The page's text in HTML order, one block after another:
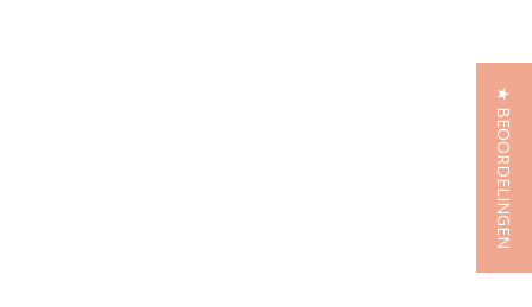
★ BEOORDELINGEN